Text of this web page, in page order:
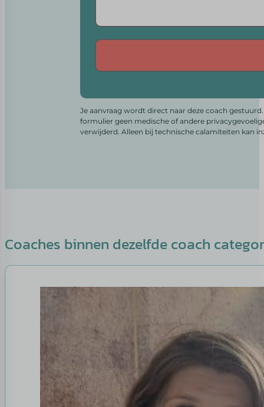
Je aanvraag wordt direct naar deze coach
formulier geen medische of andere
verwijderd. Alleen bij technische calamiteiten kan
Coaches binnen dezelfde coach